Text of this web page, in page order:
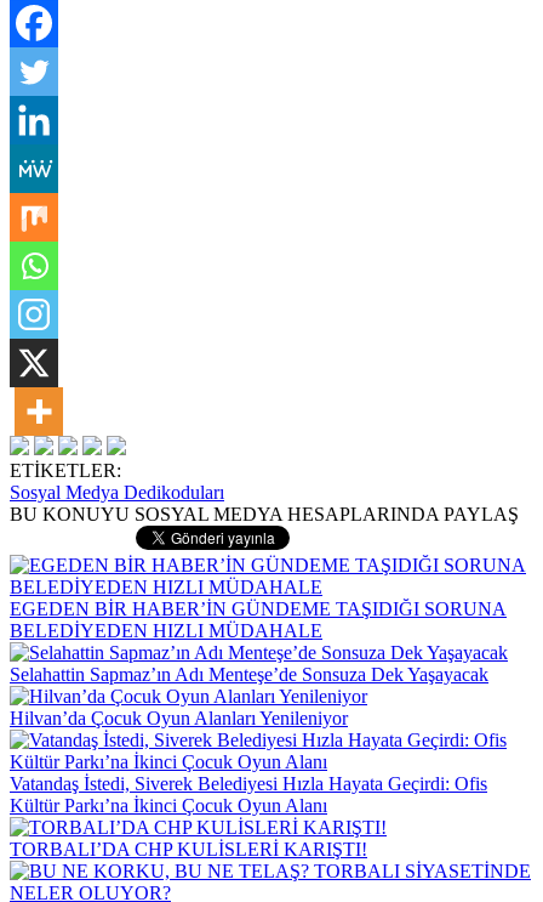
ETİKETLER:
Sosyal Medya Dedikoduları
BU KONUYU SOSYAL MEDYA HESAPLARINDA PAYLAŞ
EGEDEN BİR HABER’İN GÜNDEME TAŞIDIĞI SORUNA
BELEDİYEDEN HIZLI MÜDAHALE
Selahattin Sapmaz’ın Adı Menteşe’de Sonsuza Dek Yaşayacak
Hilvan’da Çocuk Oyun Alanları Yenileniyor
Vatandaş İstedi, Siverek Belediyesi Hızla Hayata Geçirdi: Ofis
Kültür Parkı’na İkinci Çocuk Oyun Alanı
TORBALI’DA CHP KULİSLERİ KARIŞTI!